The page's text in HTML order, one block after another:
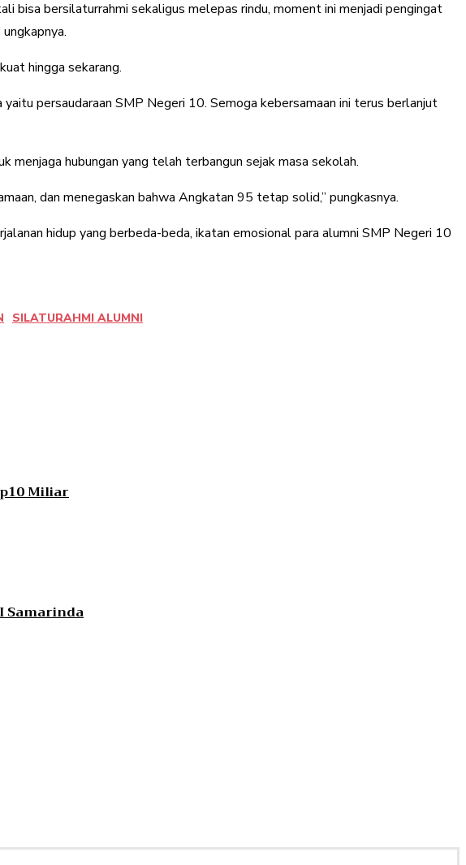
bisa bersilaturrahmi sekaligus melepas rindu, moment ini menjadi pengingat
hingga sekarang.
persaudaraan SMP Negeri 10. Semoga kebersamaan ini terus berlanjut
menjaga hubungan yang telah terbangun sejak masa sekolah.
dan menegaskan bahwa Angkatan 95 tetap solid,” pungkasnya.
hidup yang berbeda-beda, ikatan emosional para alumni SMP Negeri 10
SILATURAHMI ALUMNI
Miliar
Samarinda